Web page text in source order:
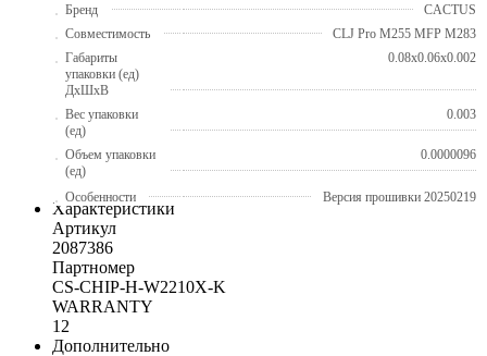
Бренд
CACTUS
Совместимость
CLJ Pro M255 MFP M283
Габариты
упаковки (ед)
ДхШхВ
0.08x0.06x0.002
Вес упаковки
(ед)
0.003
Объем упаковки
(ед)
0.0000096
Особенности Версия прошивки 20250219
Характеристики
Артикул
2087386
Партномер
CS-CHIP-H-W2210X-K
WARRANTY
12
Дополнительно